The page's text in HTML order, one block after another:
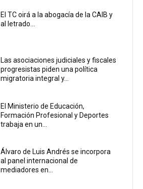
El TC oirá a la abogacía de la CAIB y
al letrado...
Las asociaciones judiciales y fiscales
progresistas piden una política
migratoria integral y...
El Ministerio de Educación,
Formación Profesional y Deportes
trabaja en un...
Álvaro de Luis Andrés se incorpora
al panel internacional de
mediadores en...